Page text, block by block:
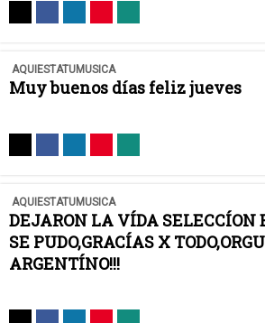
AQUIESTATUMUSICA
Muy buenos días feliz jueves
AQUIESTATUMUSICA
DEJARON LA VÍDA SELECCÍON
SE PUDO,GRACÍAS X
ARGENTÍNO!!!